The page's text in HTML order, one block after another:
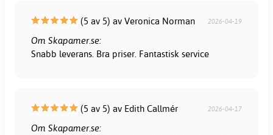
(5 av 5) av Veronica Norman 2026-04-19
Om Skapamer.se:
Snabb leverans. Bra priser. Fantastisk service
(5 av 5) av Edith Callmér 2026-04-17
Om Skapamer.se: